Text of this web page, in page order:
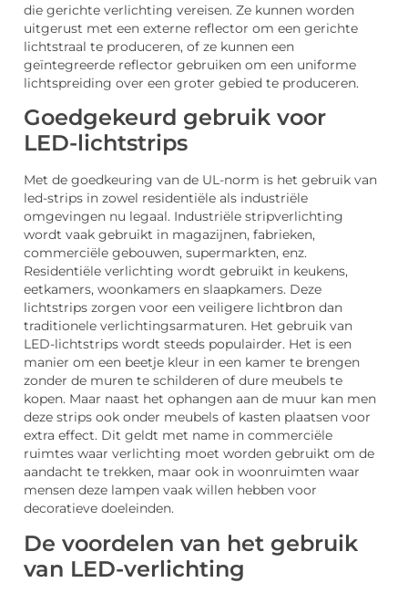
die gerichte verlichting vereisen. Ze kunnen worden
uitgerust met een externe reflector om een gerichte
lichtstraal te produceren, of ze kunnen een
geïntegreerde reflector gebruiken om een uniforme
lichtspreiding over een groter gebied te produceren.
Goedgekeurd gebruik voor
LED-lichtstrips
Met de goedkeuring van de UL-norm is het gebruik van
led-strips in zowel residentiële als industriële
omgevingen nu legaal. Industriële stripverlichting
wordt vaak gebruikt in magazijnen, fabrieken,
commerciële gebouwen, supermarkten, enz.
Residentiële verlichting wordt gebruikt in keukens,
eetkamers, woonkamers en slaapkamers. Deze
lichtstrips zorgen voor een veiligere lichtbron dan
traditionele verlichtingsarmaturen. Het gebruik van
LED-lichtstrips wordt steeds populairder. Het is een
manier om een beetje kleur in een kamer te brengen
zonder de muren te schilderen of dure meubels te
kopen. Maar naast het ophangen aan de muur kan men
deze strips ook onder meubels of kasten plaatsen voor
extra effect. Dit geldt met name in commerciële
ruimtes waar verlichting moet worden gebruikt om de
aandacht te trekken, maar ook in woonruimten waar
mensen deze lampen vaak willen hebben voor
decoratieve doeleinden.
De voordelen van het gebruik
van LED-verlichting